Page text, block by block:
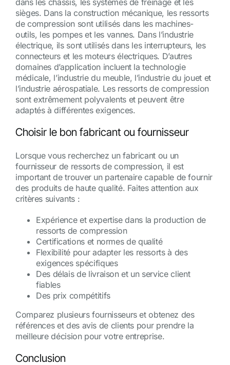
dans les châssis, les systèmes de freinage et les
sièges. Dans la construction mécanique, les ressorts
de compression sont utilisés dans les machines-
outils, les pompes et les vannes. Dans l’industrie
électrique, ils sont utilisés dans les interrupteurs, les
connecteurs et les moteurs électriques. D’autres
domaines d’application incluent la technologie
médicale, l’industrie du meuble, l’industrie du jouet et
l’industrie aérospatiale. Les ressorts de compression
sont extrêmement polyvalents et peuvent être
adaptés à différentes exigences.
Choisir le bon fabricant ou fournisseur
Lorsque vous recherchez un fabricant ou un
fournisseur de ressorts de compression, il est
important de trouver un partenaire capable de fournir
des produits de haute qualité. Faites attention aux
critères suivants :
Expérience et expertise dans la production de
ressorts de compression
Certifications et normes de qualité
Flexibilité pour adapter les ressorts à des
exigences spécifiques
Des délais de livraison et un service client
fiables
Des prix compétitifs
Comparez plusieurs fournisseurs et obtenez des
références et des avis de clients pour prendre la
meilleure décision pour votre entreprise.
Conclusion